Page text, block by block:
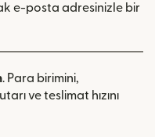
e-posta adresinizle bir
. Para birimini,
ve teslimat hızını